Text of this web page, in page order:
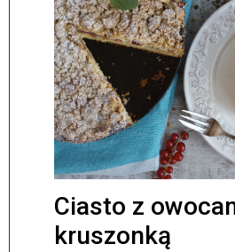
Ciasto z
kruszonką